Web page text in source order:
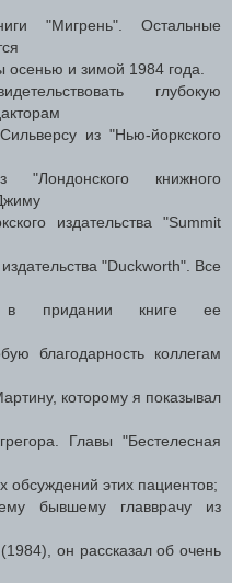
"Мигрень". Остальные
и зимой 1984 года.
глубокую
из "Нью-йоркского
книжного
издательства "Summit
"Duckworth". Все
в придании книге ее
благодарность коллегам
которому я показывал
Главы "Бестелесная
обсуждений этих пациентов;
бывшему главврачу из
он рассказал об очень